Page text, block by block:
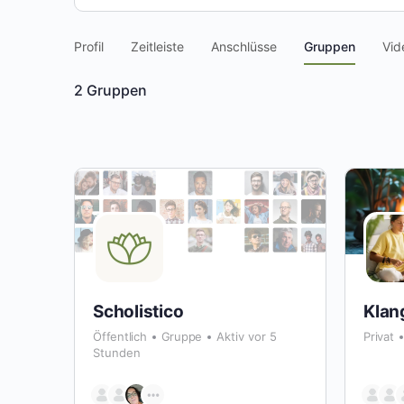
Profil Zeitleiste Anschlüsse Gruppen
2 Gruppen
Scholistico
Öffentlich Gruppe
Aktiv vor 5
Stunden
Privat